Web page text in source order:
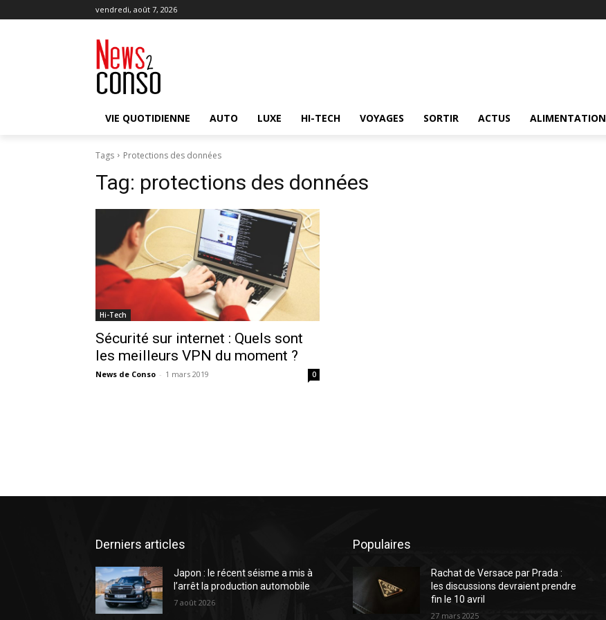
vendredi, août 7, 2026
VIE QUOTIDIENNE AUTO LUXE HI-TECH VOYAGES SORTIR ACTUS ALIMENTATION
Tags Protections des données
Tag: protections des données
Hi-Tech
Sécurité sur internet : Quels sont
les meilleurs VPN du moment ?
News de Conso - 1 mars 2019 0
Derniers articles
Japon : le récent séisme a mis à
l’arrêt la production automobile
7 août 2026
Populaires
Rachat de Versace par Prada :
les discussions devraient prendre
fin le 10 avril
27 mars 2025